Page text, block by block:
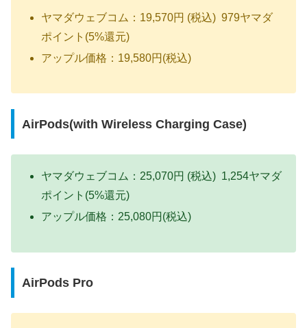
ヤマダウェブコム：19,570円 (税込) 979ヤマダ
ポイント(5%還元)
アップル価格：19,580円(税込)
AirPods(with Wireless Charging Case)
ヤマダウェブコム：25,070円 (税込) 1,254ヤマダ
ポイント(5%還元)
アップル価格：25,080円(税込)
AirPods Pro